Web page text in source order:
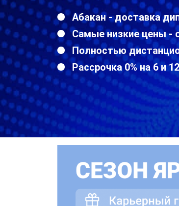
Абакан - доставка
Самые низкие цены -
Полностью
Рассрочка 0% на 6 и